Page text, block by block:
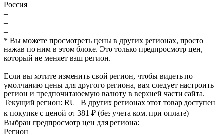
Россия
–
–
–
* Вы можете просмотреть цены в других регионах, просто
нажав по ним в этом блоке. Это только предпросмотр цен,
который не меняет ваш регион.
Если вы хотите изменить свой регион, чтобы видеть по
умолчанию цены для другого региона, вам следует настроить
регион и предпочитаюемую валюту в верхней части сайта.
Текущий регион: RU | В других регионах этот товар доступен
к покупке с ценой от 381 ₽ (без учета ком. при оплате)
Выбран предпросмотр цен для региона:
Регион